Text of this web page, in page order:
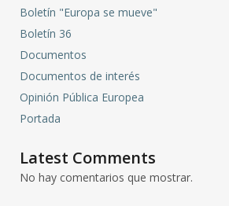
Boletín "Europa se mueve"
Boletín 36
Documentos
Documentos de interés
Opinión Pública Europea
Portada
Latest Comments
No hay comentarios que mostrar.